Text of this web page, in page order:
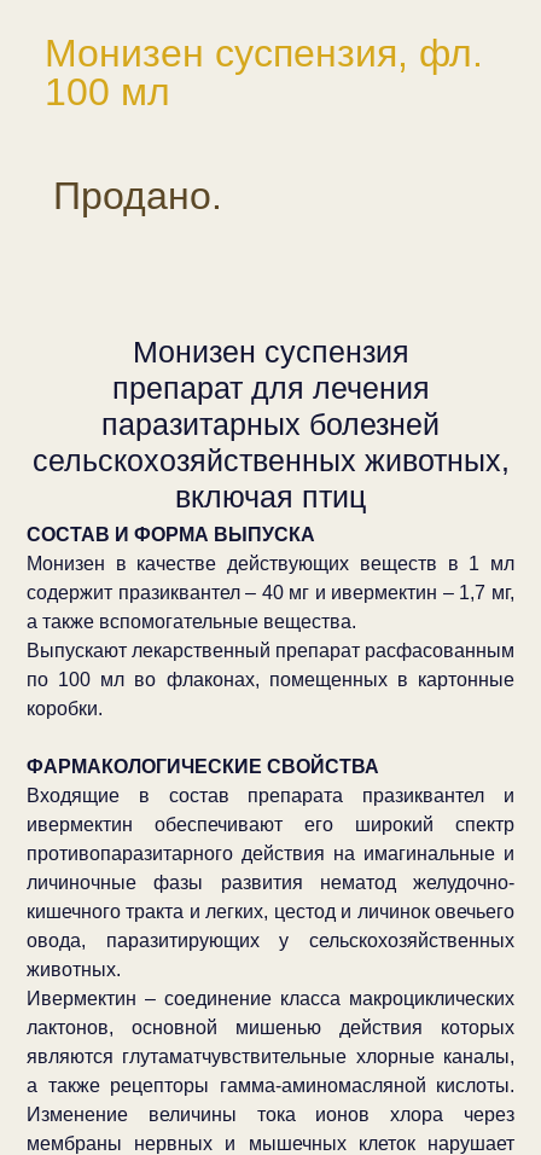
Монизен суспензия, фл.
100 мл
Продано.
Монизен суспензия
препарат для лечения
паразитарных болезней
сельскохозяйственных животных,
включая птиц
СОСТАВ И ФОРМА ВЫПУСКА
Монизен в качестве действующих веществ в 1 мл
содержит празиквантел – 40 мг и ивермектин – 1,7 мг,
а также вспомогательные вещества.
Выпускают лекарственный препарат расфасованным
по 100 мл во флаконах, помещенных в картонные
коробки.
ФАРМАКОЛОГИЧЕСКИЕ СВОЙСТВА
Входящие в состав препарата празиквантел и
ивермектин обеспечивают его широкий спектр
противопаразитарного действия на имагинальные и
личиночные фазы развития нематод желудочно-
кишечного тракта и легких, цестод и личинок овечьего
овода, паразитирующих у сельскохозяйственных
животных.
Ивермектин – соединение класса макроциклических
лактонов, основной мишенью действия которых
являются глутаматчувствительные хлорные каналы,
а также рецепторы гамма-аминомасляной кислоты.
Изменение величины тока ионов хлора через
мембраны нервных и мышечных клеток нарушает